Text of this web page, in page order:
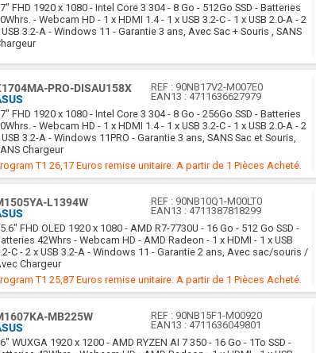
FHD 1920 x 1080 - Intel Core 3 304 - 8 Go - 512Go SSD - Batteries
- Webcam HD - 1 x HDMI 1.4 - 1 x USB 3.2-C - 1 x USB 2.0-A - 2
USB 3.2-A - Windows 11 - Garantie 3 ans, Avec Sac + Souris , SANS
PRO-DISAU158X
REF : 90NB17V2-M007E0
EAN13 : 4711636627979
FHD 1920 x 1080 - Intel Core 3 304 - 8 Go - 256Go SSD - Batteries
- Webcam HD - 1 x HDMI 1.4 - 1 x USB 3.2-C - 1 x USB 2.0-A - 2
USB 3.2-A - Windows 11PRO - Garantie 3 ans, SANS Sac et Souris,
Chargeur
T1 26,17 Euros remise unitaire. A partir de 1 Pièces Acheté.
L1394W
REF : 90NB10Q1-M00LT0
EAN13 : 4711387818299
FHD OLED 1920 x 1080 - AMD R7-7730U - 16 Go - 512 Go SSD -
42Whrs - Webcam HD - AMD Radeon - 1 x HDMI - 1 x USB
C - 2 x USB 3.2-A - Windows 11 - Garantie 2 ans, Avec sac/souris /
Chargeur
T1 25,87 Euros remise unitaire. A partir de 1 Pièces Acheté.
MB225W
REF : 90NB15F1-M00920
EAN13 : 4711636049801
WUXGA 1920 x 1200 - AMD RYZEN AI 7 350 - 16 Go - 1To SSD -